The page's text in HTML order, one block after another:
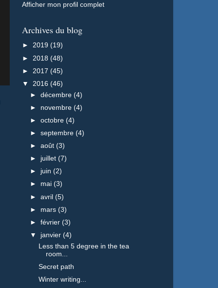
Afficher mon profil complet
Archives du blog
► 2019 (19)
► 2018 (48)
► 2017 (45)
▼ 2016 (46)
►décembre(4)
► novembre(4)
►octobre(4)
►septembre(4)
►août(3)
► juillet(7)
► juin(2)
► mai(3)
►avril(5)
► mars(3)
►février(3)
▼ janvier(4)
Less than 5 degree in the tea
room...
Secret path
Winter writing...